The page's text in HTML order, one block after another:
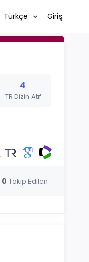
Türkçe Giriş
4
TR Dizin Atıf
0 Takip Edilen